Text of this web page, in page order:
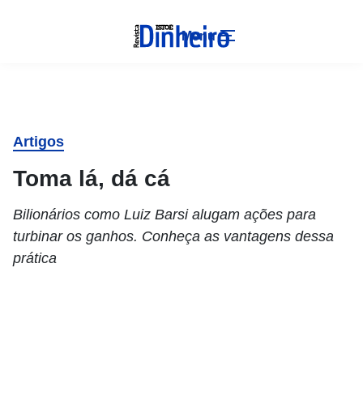
Menu
Artigos
Toma lá, dá cá
Bilionários como Luiz Barsi alugam ações para
turbinar os ganhos. Conheça as vantagens dessa
prática